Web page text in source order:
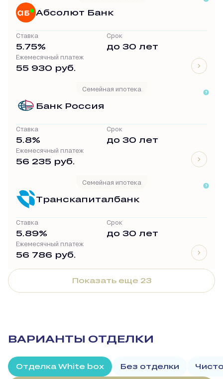
Абсолют Банк
Ставка
5.75%
Срок
до 30 лет
Ежемесячный платеж
55 930 руб.
Семейная ипотека
Банк Россия
Ставка
5.8%
Срок
до 30 лет
Ежемесячный платеж
56 235 руб.
Семейная ипотека
Транскапиталбанк
Ставка
5.89%
Срок
до 30 лет
Ежемесячный платеж
56 786 руб.
Показать еще 23
ВАРИАНТЫ ОТДЕЛКИ
Отделка White box Без отделки